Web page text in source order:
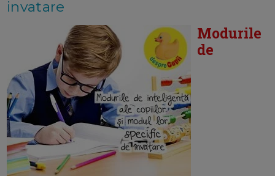
invatare
Modurile
de